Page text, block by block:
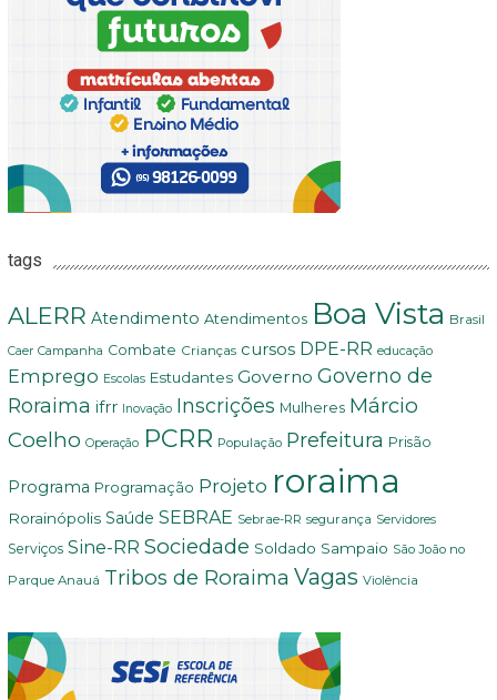
tags
ALERR Atendimento Atendimentos Boa Vista Brasil
Caer Campanha Combate Crianças cursos DPE-RR educação
Emprego Escolas Estudantes Governo Governo de
Roraima ifrr Inovação Inscrições Mulheres Márcio
Coelho Operação PCRR População Prefeitura Prisão
Programa Programação Projeto roraima
Rorainópolis Saúde SEBRAE Sebrae-RR segurança Servidores
Serviços Sine-RR Sociedade Soldado Sampaio São João no
Parque Anauá Tribos de Roraima Vagas Violência